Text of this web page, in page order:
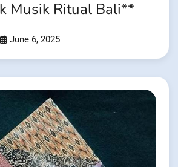
Musik Ritual Bali**
June 6, 2025